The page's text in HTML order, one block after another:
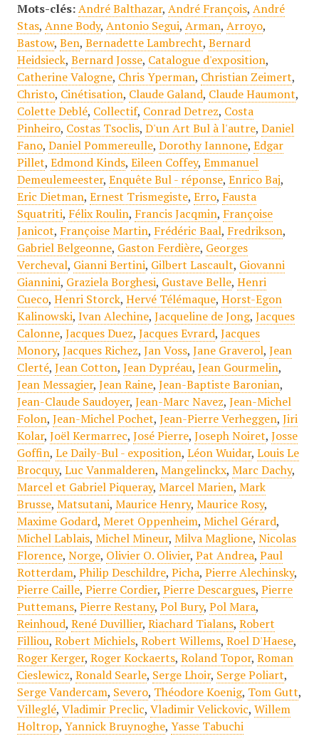
Mots-clés: André Balthazar, André François, André
Stas, Anne Body, Antonio Segui, Arman, Arroyo,
Bastow, Ben, Bernadette Lambrecht, Bernard
Heidsieck, Bernard Josse, Catalogue d'exposition,
Catherine Valogne, Chris Yperman, Christian Zeimert,
Christo, Cinétisation, Claude Galand, Claude Haumont,
Colette Deblé, Collectif, Conrad Detrez, Costa
Pinheiro, Costas Tsoclis, D'un Art Bul à l'autre, Daniel
Fano, Daniel Pommereulle, Dorothy Iannone, Edgar
Pillet, Edmond Kinds, Eileen Coffey, Emmanuel
Demeulemeester, Enquête Bul - réponse, Enrico Baj,
Eric Dietman, Ernest Trismegiste, Erro, Fausta
Squatriti, Félix Roulin, Francis Jacqmin, Françoise
Janicot, Françoise Martin, Frédéric Baal, Fredrikson,
Gabriel Belgeonne, Gaston Ferdière, Georges
Vercheval, Gianni Bertini, Gilbert Lascault, Giovanni
Giannini, Graziela Borghesi, Gustave Belle, Henri
Cueco, Henri Storck, Hervé Télémaque, Horst-Egon
Kalinowski, Ivan Alechine, Jacqueline de Jong, Jacques
Calonne, Jacques Duez, Jacques Evrard, Jacques
Monory, Jacques Richez, Jan Voss, Jane Graverol, Jean
Clerté, Jean Cotton, Jean Dypréau, Jean Gourmelin,
Jean Messagier, Jean Raine, Jean-Baptiste Baronian,
Jean-Claude Saudoyer, Jean-Marc Navez, Jean-Michel
Folon, Jean-Michel Pochet, Jean-Pierre Verheggen, Jiri
Kolar, Joël Kermarrec, José Pierre, Joseph Noiret, Josse
Goffin, Le Daily-Bul - exposition, Léon Wuidar, Louis Le
Brocquy, Luc Vanmalderen, Mangelinckx, Marc Dachy,
Marcel et Gabriel Piqueray, Marcel Marien, Mark
Brusse, Matsutani, Maurice Henry, Maurice Rosy,
Maxime Godard, Meret Oppenheim, Michel Gérard,
Michel Lablais, Michel Mineur, Milva Maglione, Nicolas
Florence, Norge, Olivier O. Olivier, Pat Andrea, Paul
Rotterdam, Philip Deschildre, Picha, Pierre Alechinsky,
Pierre Caille, Pierre Cordier, Pierre Descargues, Pierre
Puttemans, Pierre Restany, Pol Bury, Pol Mara,
Reinhoud, René Duvillier, Riachard Tialans, Robert
Filliou, Robert Michiels, Robert Willems, Roel D'Haese,
Roger Kerger, Roger Kockaerts, Roland Topor, Roman
Cieslewicz, Ronald Searle, Serge Lhoir, Serge Poliart,
Serge Vandercam, Severo, Théodore Koenig, Tom Gutt,
Villeglé, Vladimir Preclic, Vladimir Velickovic, Willem
Holtrop, Yannick Bruynoghe, Yasse Tabuchi